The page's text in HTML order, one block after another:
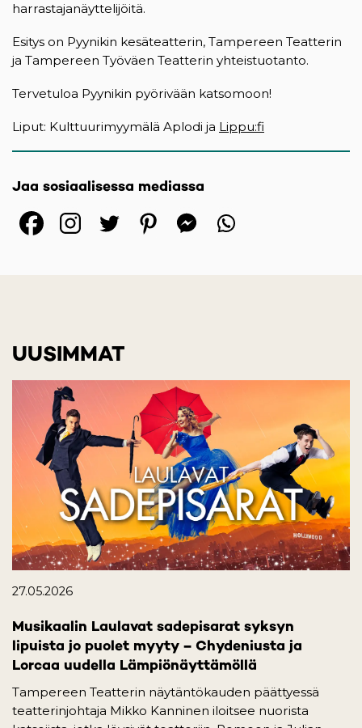
harrastajanäyttelijöitä.
Esitys on Pyynikin kesäteatterin, Tampereen Teatterin
ja Tampereen Työväen Teatterin yhteistuotanto.
Tervetuloa Pyynikin pyörivään katsomoon!
Liput: Kulttuurimyymälä Aplodi ja Lippu:fi
Jaa sosiaalisessa mediassa
(opens in a new tab)
(opens in a new tab)
(opens in a new
(opens in a
UUSIMMAT
27.05.2026
Musikaalin Laulavat sadepisarat syksyn
lipuista jo puolet myyty – Chydeniusta ja
Lorcaa uudella Lämpiönäyttämöllä
Tampereen Teatterin näytäntökauden päättyessä
teatterinjohtaja Mikko Kanninen iloitsee nuorista